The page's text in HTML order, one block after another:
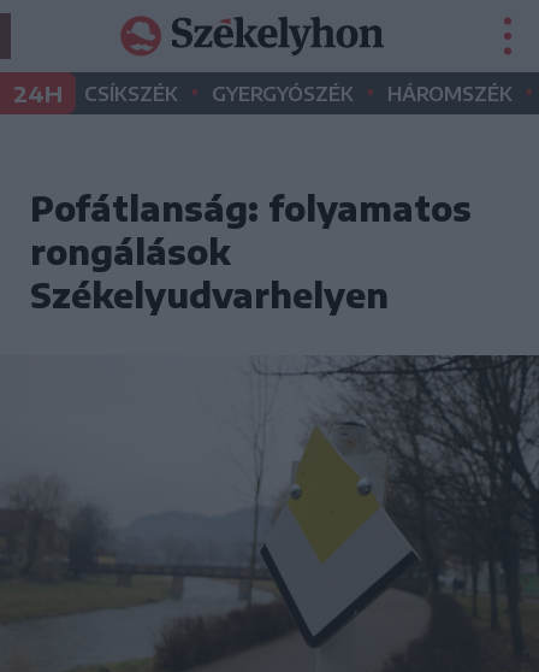
24H CSÍKSZÉK • GYERGYÓSZÉK • HÁROMSZÉK •
Pofátlanság: folyamatos
rongálások
Székelyudvarhelyen